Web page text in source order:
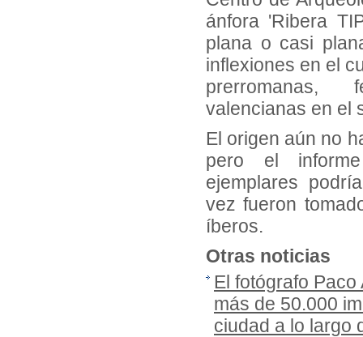
ánfora 'Ribera
plana o casi
inflexiones en el
prerromanas,
valencianas en el
El origen aún no
pero el
ejemplares
vez fueron
íberos.
Otras noticias
El fotógrafo
más de 50.000
ciudad a lo largo